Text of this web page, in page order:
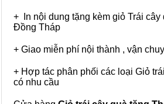
+ In nội dung tặng kèm giỏ Trái
Đồng Tháp
+ Giao miễn phí nội thành , vận
+ Hợp tác phân phối các loại Giỏ
có nhu cầu